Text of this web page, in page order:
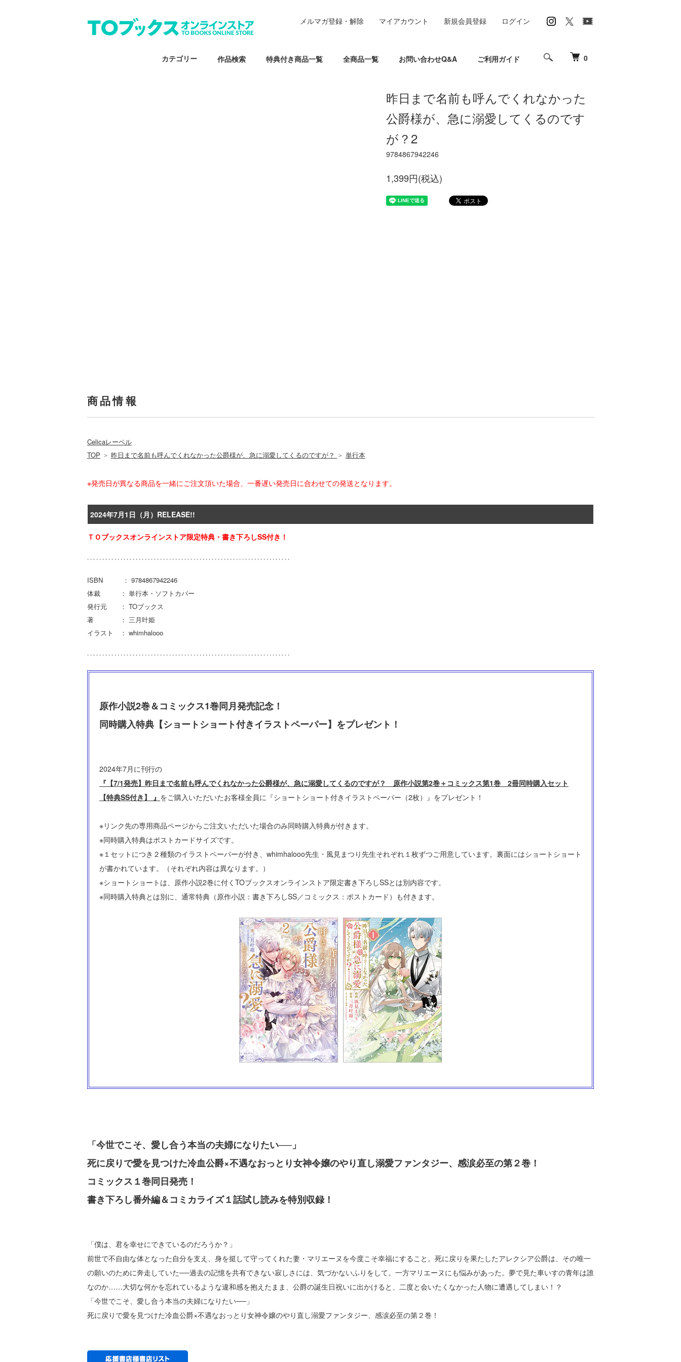
0
カテゴリー 作品検索 特典付き商品一覧 全商品一覧 お問い合わせQ&A ご利用ガイド
メルマガ登録・解除 マイアカウント 新規会員登録 ログイン
昨日まで名前も呼んでくれなかった
公爵様が、急に溺愛してくるのです
が？2
9784867942246
1,399円(税込)
商品情報
Celicaレーベル
TOP ＞ 昨日まで名前も呼んでくれなかった公爵様が、急に溺愛してくるのですが？ ＞ 単行本
※発売日が異なる商品を一緒にご注文頂いた場合、一番遅い発売日に合わせての発送となります。
2024年7月1日（月）RELEASE!!
ＴＯブックスオンラインストア限定特典・書き下ろしSS付き！
ISBN ： 9784867942246
体裁 ： 単行本・ソフトカバー
発行元 ： TOブックス
著 ： 三月叶姫
イラスト ： whimhalooo
原作小説2巻＆コミックス1巻同月発売記念！
同時購入特典【ショートショート付きイラストペーパー】をプレゼント！
2024年7月に刊行の
『【7/1発売】昨日まで名前も呼んでくれなかった公爵様が、急に溺愛してくるのですが？ 原作小説第2巻＋コミックス第1巻 2冊同時購入セット
【特典SS付き】 』 をご購入いただいたお客様全員に『ショートショート付きイラストペーパー（2枚）』をプレゼント！
※リンク先の専用商品ページからご注文いただいた場合のみ同時購入特典が付きます。
※同時購入特典はポストカードサイズです。
※１セットにつき２種類のイラストペーパーが付き、whimhalooo先生・風見まつり先生それぞれ１枚ずつご用意しています。裏面にはショートショート
が書かれています。（それぞれ内容は異なります。）
※ショートショートは、原作小説2巻に付くTOブックスオンラインストア限定書き下ろしSSとは別内容です。
※同時購入特典とは別に、通常特典（原作小説：書き下ろしSS／コミックス：ポストカード）も付きます。
「今世でこそ、愛し合う本当の夫婦になりたい──」
死に戻りで愛を見つけた冷血公爵×不遇なおっとり女神令嬢のやり直し溺愛ファンタジー、感涙必至の第２巻！
コミックス１巻同日発売！
書き下ろし番外編＆コミカライズ１話試し読みを特別収録！
「僕は、君を幸せにできているのだろうか？」
前世で不自由な体となった自分を支え、身を挺して守ってくれた妻・マリエーヌを今度こそ幸福にすること。死に戻りを果たしたアレクシア公爵は、その唯一
の願いのために奔走していた──過去の記憶を共有できない寂しさには、気づかないふりをして。一方マリエーヌにも悩みがあった。夢で見た車いすの青年は誰
なのか……大切な何かを忘れているような違和感を抱えたまま、公爵の誕生日祝いに出かけると、二度と会いたくなかった人物に遭遇してしまい！？
「今世でこそ、愛し合う本当の夫婦になりたい──」
死に戻りで愛を見つけた冷血公爵×不遇なおっとり女神令嬢のやり直し溺愛ファンタジー、感涙必至の第２巻！